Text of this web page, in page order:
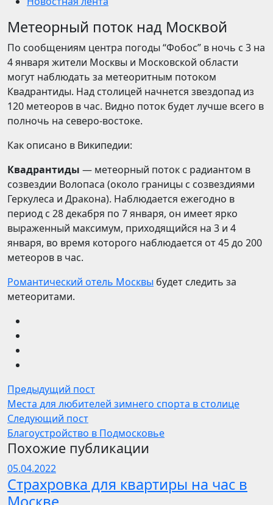
Метеорный поток над Москвой
По сообщениям центра погоды “Фобос” в ночь с 3 на
4 января жители Москвы и Московской области
могут наблюдать за метеоритным потоком
Квадрантиды. Над столицей начнется звездопад из
120 метеоров в час. Видно поток будет лучше всего в
полночь на северо-востоке.
Как описано в Википедии:
Квадрантиды — метеорный поток c радиантом в
созвездии Волопаса (около границы с созвездиями
Геркулеса и Дракона). Наблюдается ежегодно в
период с 28 декабря по 7 января, он имеет ярко
выраженный максимум, приходящийся на 3 и 4
января, во время которого наблюдается от 45 до 200
метеоров в час.
Романтический отель Москвы будет следить за
метеоритами.
Предыдущий пост
Места для любителей зимнего спорта в столице
Следующий пост
Благоустройство в Подмосковье
Похожие публикации
05.04.2022
Страхровка для квартиры на час в